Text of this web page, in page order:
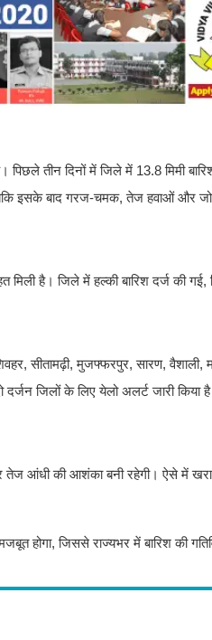
पिछले तीन दिनों में जिले में 13.8 मिमी
इसके बाद गरज-चमक, तेज हवाओं और
मिली है। जिले में हल्की बारिश दर्ज की
सीतामढ़ी, मुजफ्फरपुर, सारण,
दर्जन जिलों के लिए येलो अलर्ट जारी
तेज आंधी की आशंका बनी रहेगी। ऐसे में
होगा, जिससे राज्यभर में बारिश की